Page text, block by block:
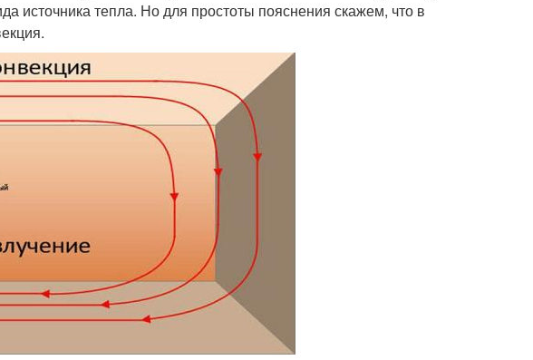
источника тепла. Но для простоты пояснения скажем, что в